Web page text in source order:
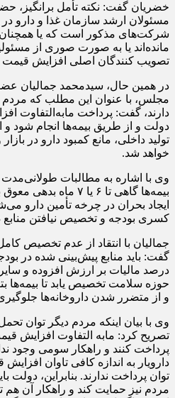
خضریان گفت: نکته تأمل برانگیز،
مسئولان ارشد سازمان غذا و دارو
شرکت‌های مذکور است که یا همچنان
مانده‌اند یا به صورت صوری از
تصویب کنندگان اصلی افزایش قیمت
در همین حال، سیدمحمد جمالیان
مجلس، با عنوان این مطلب که مردم
دارند، گفت: پرداخت مابه‌التفاوت
دولت و از طریق بیمه‌ها انجام شود و
تولید داخلی، مانع کمبود دارو در
خواهد شد.
وی با اشاره به مطالبات طولانی‌مدت
بیمه‌ها گاهی تا ۶ یا ۷
ایجاد بحران در چرخه تأمین دارو
کسری بودجه و تخصیص نیافتن منابع
جمالیان با انتقاد از عدم تخصیص
گفت: باید منابع پیش‌بینی شده در
درصد مالیات بر ارزش افزوده و
حوزه سلامت تخصیص یابد تا بیمه‌ها
و از متضرر شدن داروخانه‌ها
وی با بیان اینکه مردم دیگر توان
تصریح کرد: مابه التفاوت افزایش
پرداخت کنند و راهکار سومی وجود
دارویار به اندازه کافی تاوان افزایش
توان پرداخت ندارند. بنابراین، دولت
مردم نیز حمایت کند و راهکار آن هم